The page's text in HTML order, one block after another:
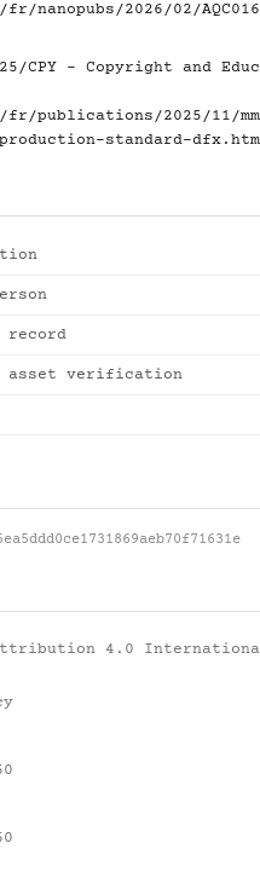
2026/02/
CPY - Copyright and
2025/11/
standard-
verification
Attribution 4.0